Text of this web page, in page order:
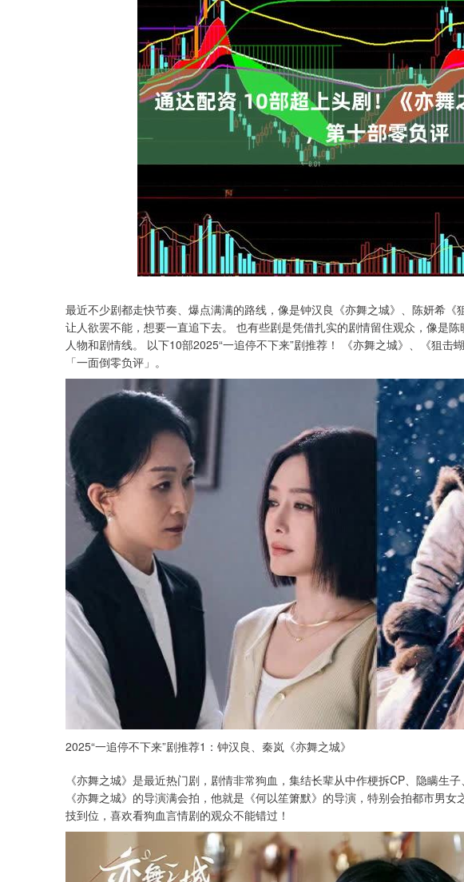
最近不少剧都走快节奏、爆点满满的路线，像是钟汉良《亦舞之城》、陈妍希
让人欲罢不能，想要一直追下去。 也有些剧是凭借扎实的剧情留住观众，像是
人物和剧情线。 以下10部2025“一追停不下来”剧推荐！ 《亦舞之城》、《狙击
「一面倒零负评」。
2025“一追停不下来”剧推荐1：钟汉良、秦岚《亦舞之城》
《亦舞之城》是最近热门剧，剧情非常狗血，集结长辈从中作梗拆CP、隐瞒生
《亦舞之城》的导演满会拍，他就是《何以笙箫默》的导演，特别会拍都市男
技到位，喜欢看狗血言情剧的观众不能错过！
沪深300 4694.44 43.13 0.93%